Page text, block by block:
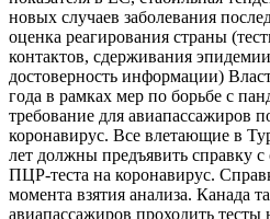
новых случаев заболевания
оценка реагирования страны
контактов, сдерживания
достоверность информации)
года в рамках мер по борьбе с
требование для авиапассажиров
коронавирус. Все влетающие в
лет должны предъявить справку с
ПЦР-теста на коронавирус.
момента взятия анализа. Канада
авиапассажиров проходить тесты